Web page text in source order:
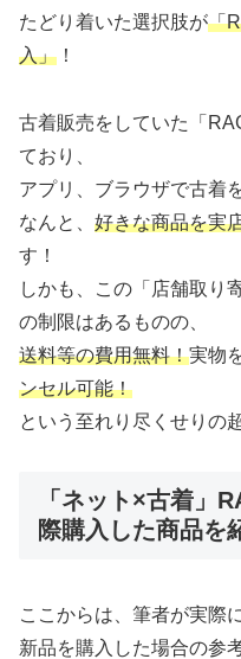
たどり着いた選択肢が「
入」 ！
古着販売をしていた「
ており、
アプリ、ブラウザで古着
なんと、 好きな商品を実
す！
しかも、この「店舗取り
の制限はあるものの、
送料等の費用無料！実物
ンセル可能！
という至れり尽くせりの
「ネット×古着」
際購入した商品を
ここからは、筆者が実際
新品を購入した場合の参